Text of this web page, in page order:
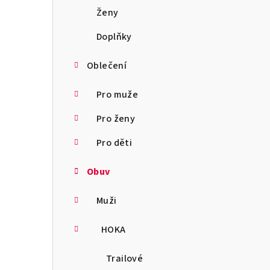
Ženy
Doplňky
Oblečení
Pro muže
Pro ženy
Pro děti
Obuv
Muži
HOKA
Trailové